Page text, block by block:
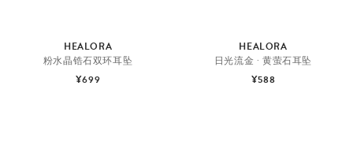
HEALORA
粉水晶锆石双环耳坠
¥699
HEALORA
日光流金 · 黄萤石耳坠
¥588